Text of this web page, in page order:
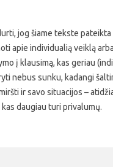
jog šiame tekste
apie individualią veiklą
į klausimą, kas geriau
nebus sunku, kadangi
ir savo situacijos –
daugiau turi privalumų.